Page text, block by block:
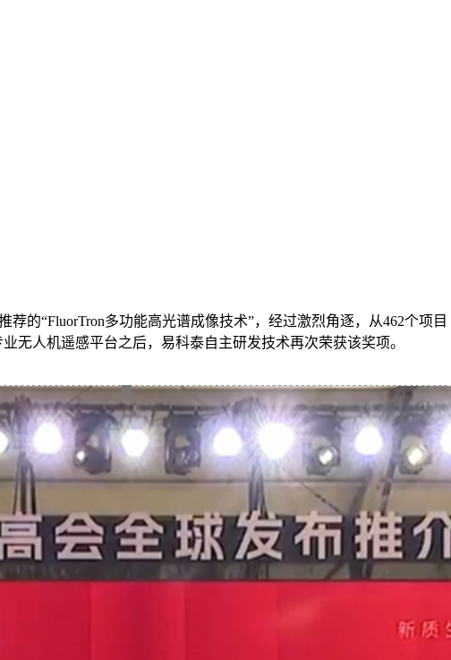
的“FluorTron多功能高光谱成像技术”，经过激烈角逐，从462个项目
无人机遥感平台之后，易科泰自主研发技术再次荣获该奖项。